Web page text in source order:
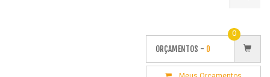
ORÇAMENTOS - 0
0